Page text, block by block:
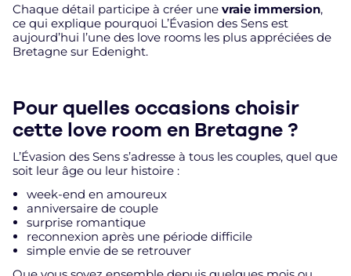
Chaque détail participe à créer une vraie immersion,
ce qui explique pourquoi L’Évasion des Sens est
aujourd’hui l’une des love rooms les plus appréciées de
Bretagne sur Edenight.
Pour quelles occasions choisir
cette love room en Bretagne ?
L’Évasion des Sens s’adresse à tous les couples, quel que
soit leur âge ou leur histoire :
week-end en amoureux
anniversaire de couple
surprise romantique
reconnexion après une période difficile
simple envie de se retrouver